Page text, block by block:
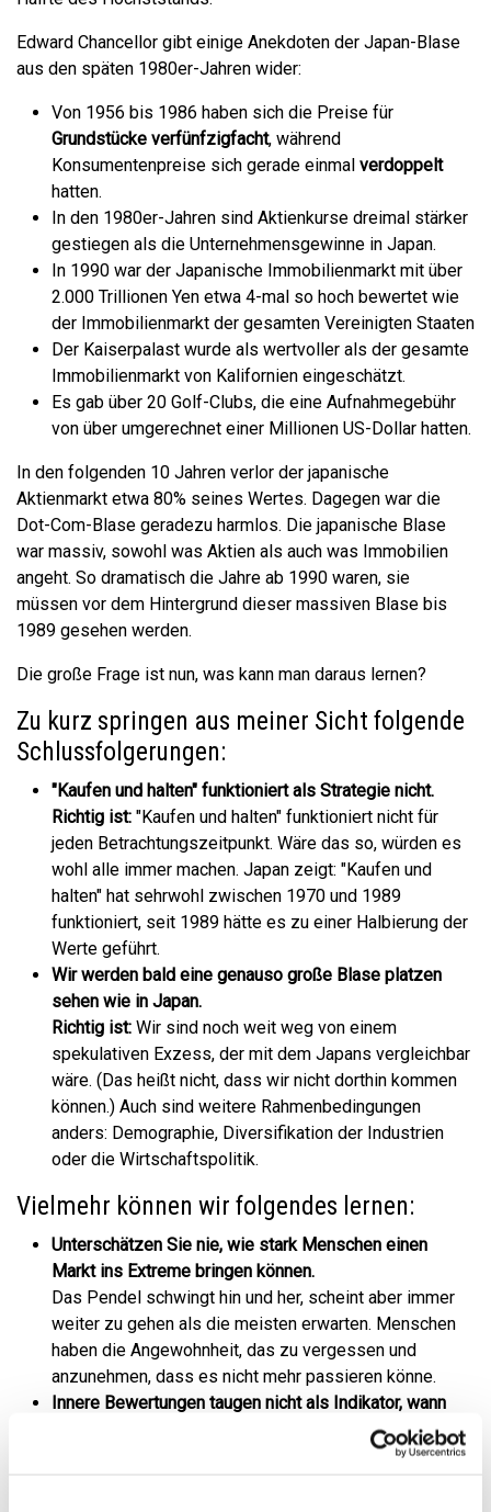
Edward Chancellor gibt einige Anekdoten der Japan-Blase
aus den späten 1980er-Jahren wider:
Von 1956 bis 1986 haben sich die Preise für
Grundstücke verfünfzigfacht, während
Konsumentenpreise sich gerade einmal verdoppelt
hatten.
In den 1980er-Jahren sind Aktienkurse dreimal stärker
gestiegen als die Unternehmensgewinne in Japan.
In 1990 war der Japanische Immobilienmarkt mit über
2.000 Trillionen Yen etwa 4-mal so hoch bewertet wie
der Immobilienmarkt der gesamten Vereinigten Staaten
Der Kaiserpalast wurde als wertvoller als der gesamte
Immobilienmarkt von Kalifornien eingeschätzt.
Es gab über 20 Golf-Clubs, die eine Aufnahmegebühr
von über umgerechnet einer Millionen US-Dollar hatten.
In den folgenden 10 Jahren verlor der japanische
Aktienmarkt etwa 80% seines Wertes. Dagegen war die
Dot-Com-Blase geradezu harmlos. Die japanische Blase
war massiv, sowohl was Aktien als auch was Immobilien
angeht. So dramatisch die Jahre ab 1990 waren, sie
müssen vor dem Hintergrund dieser massiven Blase bis
1989 gesehen werden.
Die große Frage ist nun, was kann man daraus lernen?
Zu kurz springen aus meiner Sicht folgende
Schlussfolgerungen:
"Kaufen und halten" funktioniert als Strategie nicht.
Richtig ist: "Kaufen und halten" funktioniert nicht für
jeden Betrachtungszeitpunkt. Wäre das so, würden es
wohl alle immer machen. Japan zeigt: "Kaufen und
halten" hat sehrwohl zwischen 1970 und 1989
funktioniert, seit 1989 hätte es zu einer Halbierung der
Werte geführt.
Wir werden bald eine genauso große Blase platzen
sehen wie in Japan.
Richtig ist: Wir sind noch weit weg von einem
spekulativen Exzess, der mit dem Japans vergleichbar
wäre. (Das heißt nicht, dass wir nicht dorthin kommen
können.) Auch sind weitere Rahmenbedingungen
anders: Demographie, Diversifikation der Industrien
oder die Wirtschaftspolitik.
Vielmehr können wir folgendes lernen:
Unterschätzen Sie nie, wie stark Menschen einen
Markt ins Extreme bringen können.
Das Pendel schwingt hin und her, scheint aber immer
weiter zu gehen als die meisten erwarten. Menschen
haben die Angewohnheit, das zu vergessen und
anzunehmen, dass es nicht mehr passieren könne.
Innere Bewertungen taugen nicht als Indikator, wann
Sonst wären die meisten wohl lange vor der Spitze in